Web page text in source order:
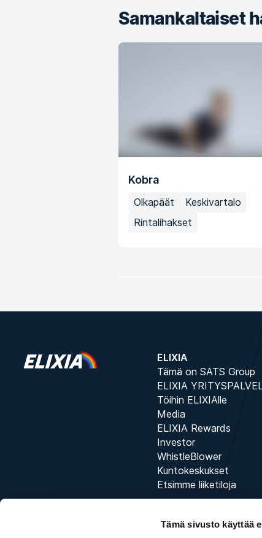
Tämä sivusto käyttää
Samankaltaiset
Kobra
Olkapäät
Keskivartalo
Rintalihakset
ELIXIA
Tämä on SATS Group
ELIXIA
Töihin ELIXIAlle
Media
ELIXIA Rewards
Investor
WhistleBlower
Kuntokeskukset
Etsimme liiketiloja